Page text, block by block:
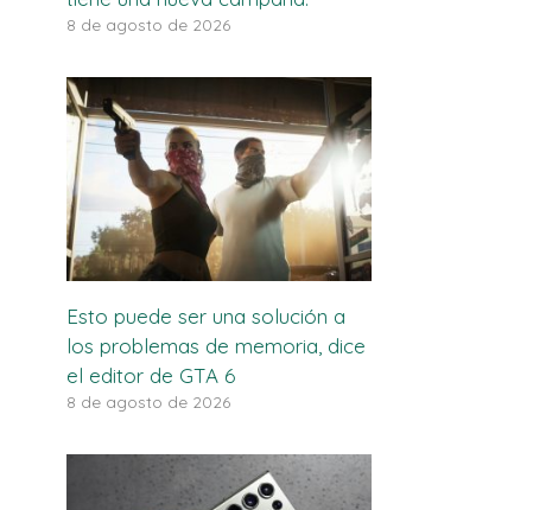
8 de agosto de 2026
Esto puede ser una solución a
los problemas de memoria, dice
el editor de GTA 6
8 de agosto de 2026